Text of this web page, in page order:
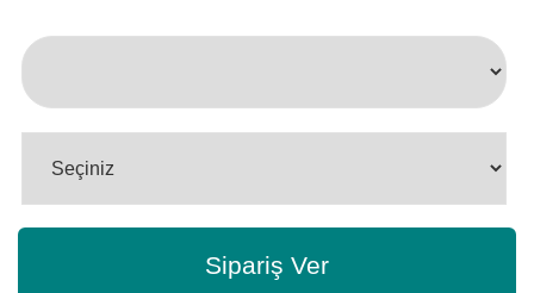
Sipariş Ver